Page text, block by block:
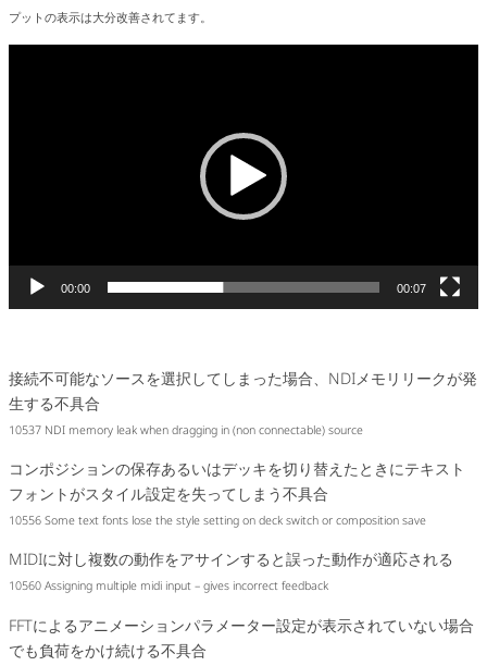
プットの表示は大分改善されてます。
00:00 00:07
接続不可能なソースを選択してしまった場合、NDIメモリリークが発
生する不具合
10537 NDI memory leak when dragging in (non connectable) source
コンポジションの保存あるいはデッキを切り替えたときにテキスト
フォントがスタイル設定を失ってしまう不具合
10556 Some text fonts lose the style setting on deck switch or composition save
MIDIに対し複数の動作をアサインすると誤った動作が適応される
10560 Assigning multiple midi input – gives incorrect feedback
FFTによるアニメーションパラメーター設定が表示されていない場合
でも負荷をかけ続ける不具合